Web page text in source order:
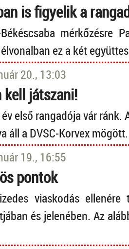
is figyelik a
mérkőzésre
ez a két
20., 13:03
kell játszani!
első rangadója vár ránk.
áll a DVSC-Korvex
19., 16:55
pontok
viaskodás
és jelenében. Az